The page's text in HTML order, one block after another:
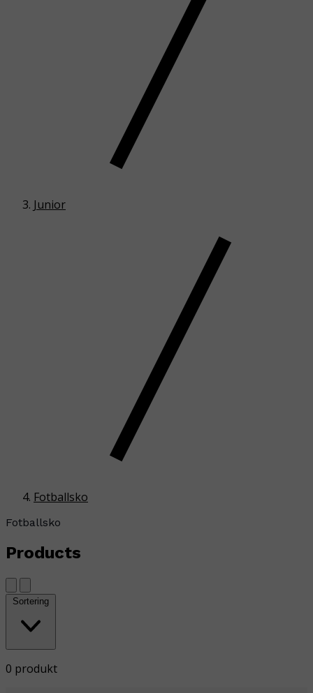
Junior
Fotballsko
Fotballsko
Products
Sortering
0 produkt